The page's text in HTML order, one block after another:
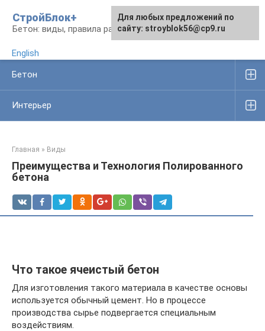
контенту
СтройБлок+
Бетон: виды, правила работы, изделия
English
Бетон
Интерьер
Главная » Виды
Преимущества и Технология Полированного
бетона
Что такое ячеистый бетон
Для изготовления такого материала в качестве основы
используется обычный цемент. Но в процессе
производства сырье подвергается специальным
воздействиям.
Для любых предложений по
сайту: stroyblok56@cp9.ru
Для любых предложений по
сайту: stroyblok56@cp9.ru